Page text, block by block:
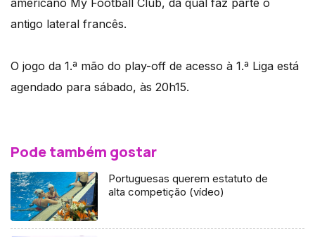
americano My Football Club, da qual faz parte o
antigo lateral francês.
O jogo da 1.ª mão do play-off de acesso à 1.ª Liga está
agendado para sábado, às 20h15.
Pode também gostar
Portuguesas querem estatuto de
alta competição (vídeo)